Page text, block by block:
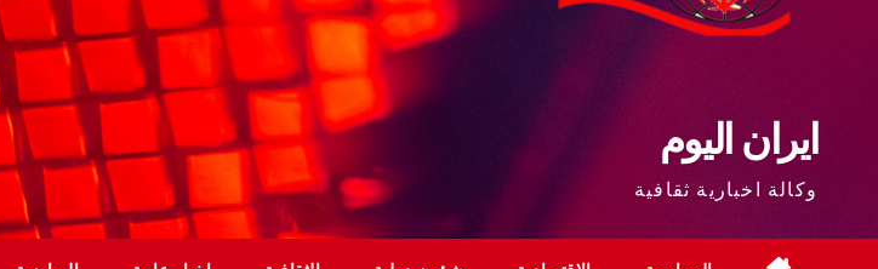
ايران اليوم
وكالة اخبارية ثقافية